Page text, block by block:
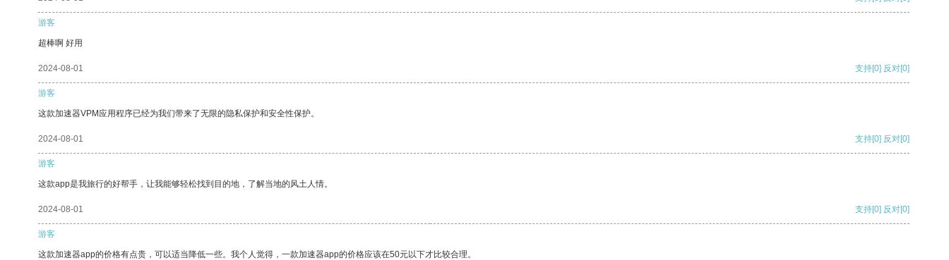
游客
超棒啊 好用
2024-08-01 支持[0] 反对[0]
游客
这款加速器VPM应用程序已经为我们带来了无限的隐私保护和安全性保护。
2024-08-01 支持[0] 反对[0]
游客
这款app是我旅行的好帮手，让我能够轻松找到目的地，了解当地的风土人情。
2024-08-01 支持[0] 反对[0]
游客
这款加速器app的价格有点贵，可以适当降低一些。我个人觉得，一款加速器app的价格应该在50元以下才比较合理。